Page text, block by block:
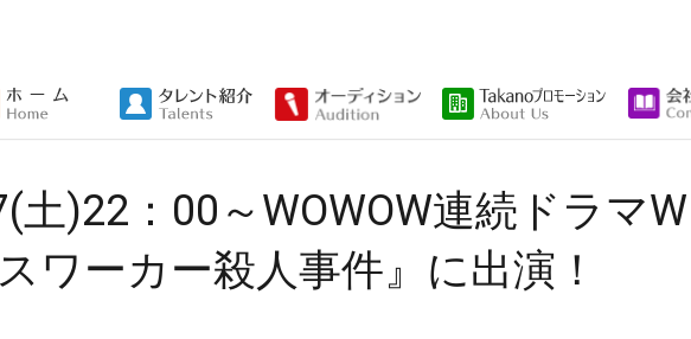
土)22：00～WOWOW連続ドラマ
ワーカー殺人事件』に出演！